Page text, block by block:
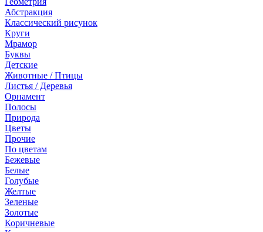
Абстракция
Классический рисунок
Круги
Мрамор
Буквы
Детские
Животные / Птицы
Листья / Деревья
Орнамент
Полосы
Природа
Цветы
Прочие
По цветам
Бежевые
Белые
Голубые
Желтые
Зеленые
Золотые
Коричневые